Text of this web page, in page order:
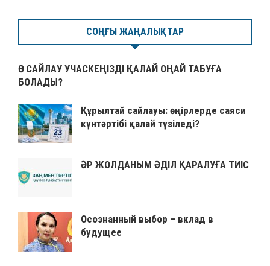
СОҢҒЫ ЖАҢАЛЫҚТАР
ӨЗ САЙЛАУ УЧАСКЕҢІЗДІ ҚАЛАЙ ОҢАЙ ТАБУҒА
БОЛАДЫ?
Құрылтай сайлауы: өңірлерде саяси
күнтәртібі қалай түзіледі?
ӘР ЖОЛДАНЫМ ӘДІЛ ҚАРАЛУҒА ТИІС
Осознанный выбор – вклад в
будущее